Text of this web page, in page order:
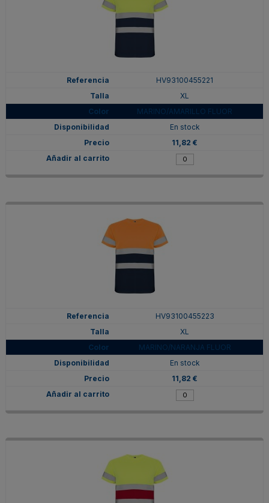
HV93100455221
XL
MARINO/AMARILLO FLUOR
En stock
11,82 €
HV93100455223
XL
MARINO/NARANJA FLUOR
En stock
11,82 €